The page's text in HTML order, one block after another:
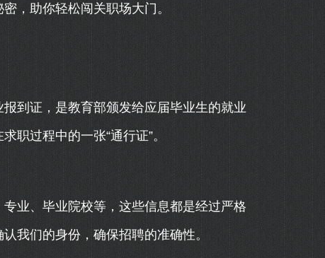
，助你轻松闯关职场大门。
到证，是教育部颁发给应届毕业生的就业
职过程中的一张“通行证”。
业、毕业院校等，这些信息都是经过严格
我们的身份，确保招聘的准确性。